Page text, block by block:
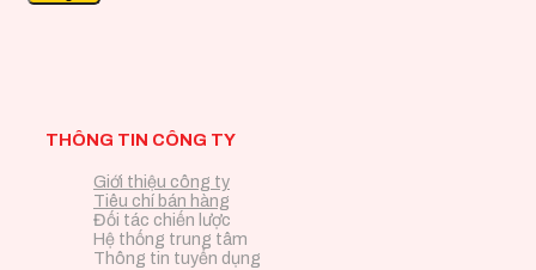
THÔNG TIN CÔNG TY
Giới thiệu công ty
Tiêu chí bán hàng
Đối tác chiến lược
Hệ thống trung tâm
Thông tin tuyển dụng